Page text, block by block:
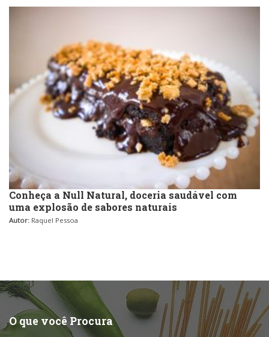
Conheça a Null Natural, doceria saudável com
uma explosão de sabores naturais
Autor: Raquel Pessoa
O que você Procura